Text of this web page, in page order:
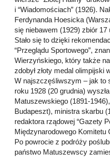
i “Wiadomościach” (1926).
Ferdynanda Hoesicka
się niebawem (1929) zbiór 17
Stało się to dzięki
“Przeglądu Sportowego”,
Wierzyńskiego, który także
zdobył złoty medal olimpijski
W najszczęśliwszym – jak to
roku 1928 (20 grudnia)
Matuszewskiego (1891-
Budapeszt), ministra skarbu
redaktora rządowej “Gazety
Międzynarodowego Komitetu
Po powrocie z podróży
państwo Matuszewscy